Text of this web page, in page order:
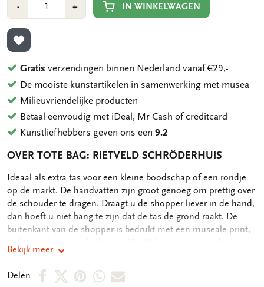
-Min
1
+Plus
1
IN WINKELWAGEN
TOEVOEGEN AAN VERLANGLIJST
Gratis verzendingen binnen Nederland vanaf €29,-
De mooiste kunstartikelen in samenwerking met musea
Milieuvriendelijke producten
Betaal eenvoudig met iDeal, Mr Cash of creditcard
Kunstliefhebbers geven ons een9.2
OVER TOTE BAG: RIETVELD SCHRÖDERHUIS
OMSCHRIJVING
Ideaal als extra tas voor een kleine boodschap of een rondje
op de markt. De handvatten zijn groot genoeg om prettig over
de schouder te dragen. Draagt u de shopper liever in de hand,
dan hoeft u niet bang te zijn dat de tas de grond raakt. De
buitenkant van de shopper is bedrukt met een museale print,
buitenkant - 134 gram
Bekijk meer
Delen
DeelDeelDeelDeelDeel